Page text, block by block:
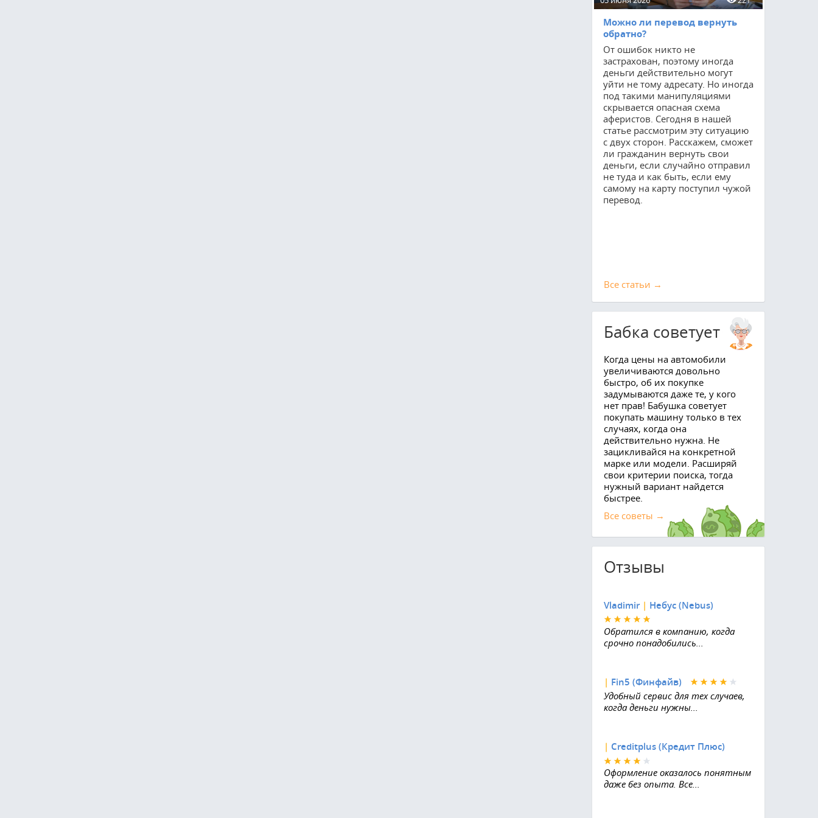
Можно ли перевод вернуть
обратно?
От ошибок никто не
застрахован, поэтому иногда
деньги действительно могут
уйти не тому адресату. Но иногда
под такими манипуляциями
скрывается опасная схема
аферистов. Сегодня в нашей
статье рассмотрим эту ситуацию
с двух сторон. Расскажем, сможет
ли гражданин вернуть свои
деньги, если случайно отправил
не туда и как быть, если ему
самому на карту поступил чужой
перевод.
Все cтатьи →
Бабка советует
Когда цены на автомобили
увеличиваются довольно
быстро, об их покупке
задумываются даже те, у кого
нет прав! Бабушка советует
покупать машину только в тех
случаях, когда она
действительно нужна. Не
зацикливайся на конкретной
марке или модели. Расширяй
свои критерии поиска, тогда
нужный вариант найдется
быстрее.
Все советы →
Отзывы
Vladimir | Небус (Nebus)
Обратился в компанию, когда
срочно понадобились...
| Fin5 (Финфайв)
Удобный сервис для тех случаев,
когда деньги нужны...
| Creditplus (Кредит Плюс)
Оформление оказалось понятным
даже без опыта. Все...